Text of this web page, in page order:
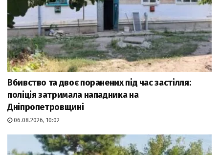
Вбивство та двоє поранених під час застілля:
поліція затримала нападника на
Дніпропетровщині
06.08.2026, 10:02